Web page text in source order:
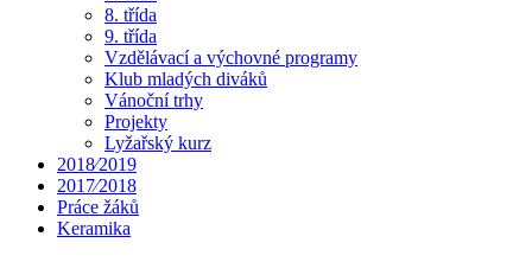
8. třída
9. třída
Vzdělávací a výchovné programy
Klub mladých diváků
Vánoční trhy
Projekty
Lyžařský kurz
2018⁄2019
2017⁄2018
Práce žáků
Keramika